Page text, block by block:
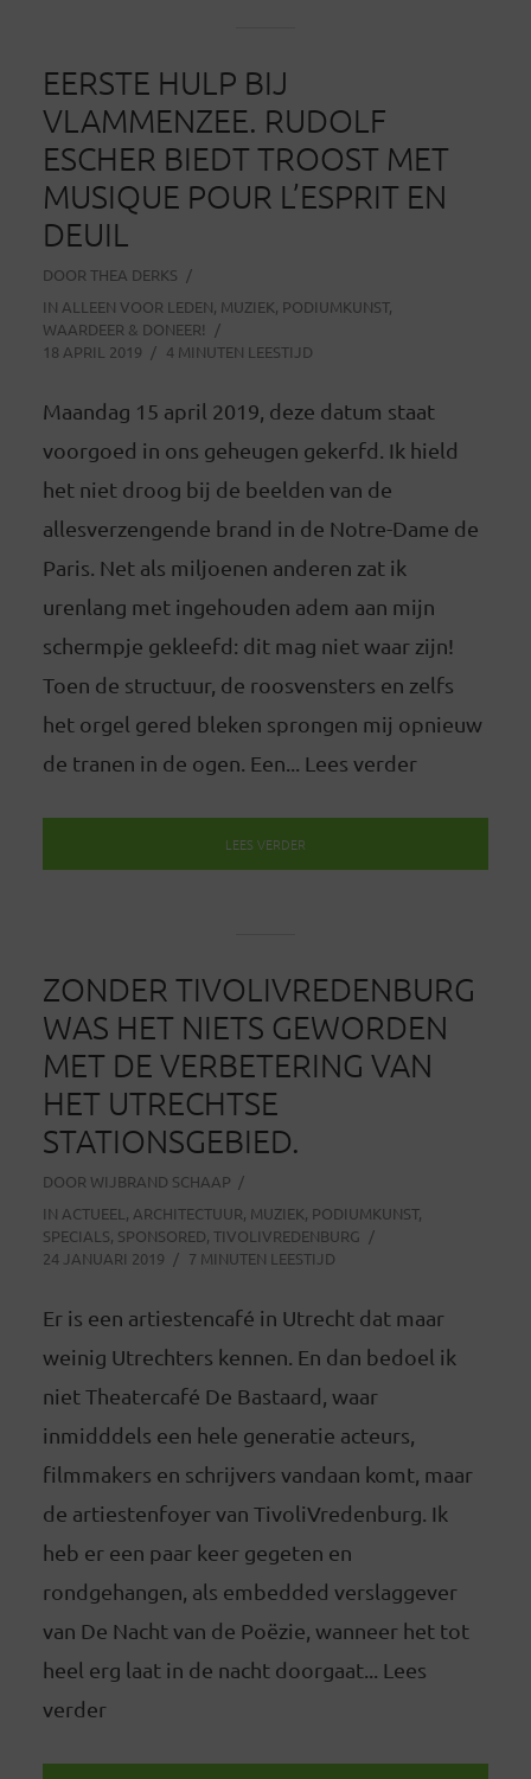
EERSTE HULP BIJ
VLAMMENZEE. RUDOLF
ESCHER BIEDT TROOST MET
MUSIQUE POUR L’ESPRIT EN
DEUIL
DOOR THEA DERKS
IN ALLEEN VOOR LEDEN, MUZIEK, PODIUMKUNST,
WAARDEER & DONEER!
18 APRIL 2019
4 MINUTEN LEESTIJD
Maandag 15 april 2019, deze datum staat
voorgoed in ons geheugen gekerfd. Ik hield
het niet droog bij de beelden van de
allesverzengende brand in de Notre-Dame de
Paris. Net als miljoenen anderen zat ik
urenlang met ingehouden adem aan mijn
schermpje gekleefd: dit mag niet waar zijn!
Toen de structuur, de roosvensters en zelfs
het orgel gered bleken sprongen mij opnieuw
de tranen in de ogen. Een... Lees verder
LEES VERDER
ZONDER TIVOLIVREDENBURG
WAS HET NIETS GEWORDEN
MET DE VERBETERING VAN
HET UTRECHTSE
STATIONSGEBIED.
DOOR WIJBRAND SCHAAP
IN ACTUEEL , ARCHITECTUUR, MUZIEK, PODIUMKUNST,
SPECIALS, SPONSORED, TIVOLIVREDENBURG
24 JANUARI 2019
7 MINUTEN LEESTIJD
Er is een artiestencafé in Utrecht dat maar
weinig Utrechters kennen. En dan bedoel ik
niet Theatercafé De Bastaard, waar
inmidddels een hele generatie acteurs,
filmmakers en schrijvers vandaan komt, maar
de artiestenfoyer van TivoliVredenburg. Ik
heb er een paar keer gegeten en
rondgehangen, als embedded verslaggever
van De Nacht van de Poëzie, wanneer het tot
heel erg laat in de nacht doorgaat... Lees
verder